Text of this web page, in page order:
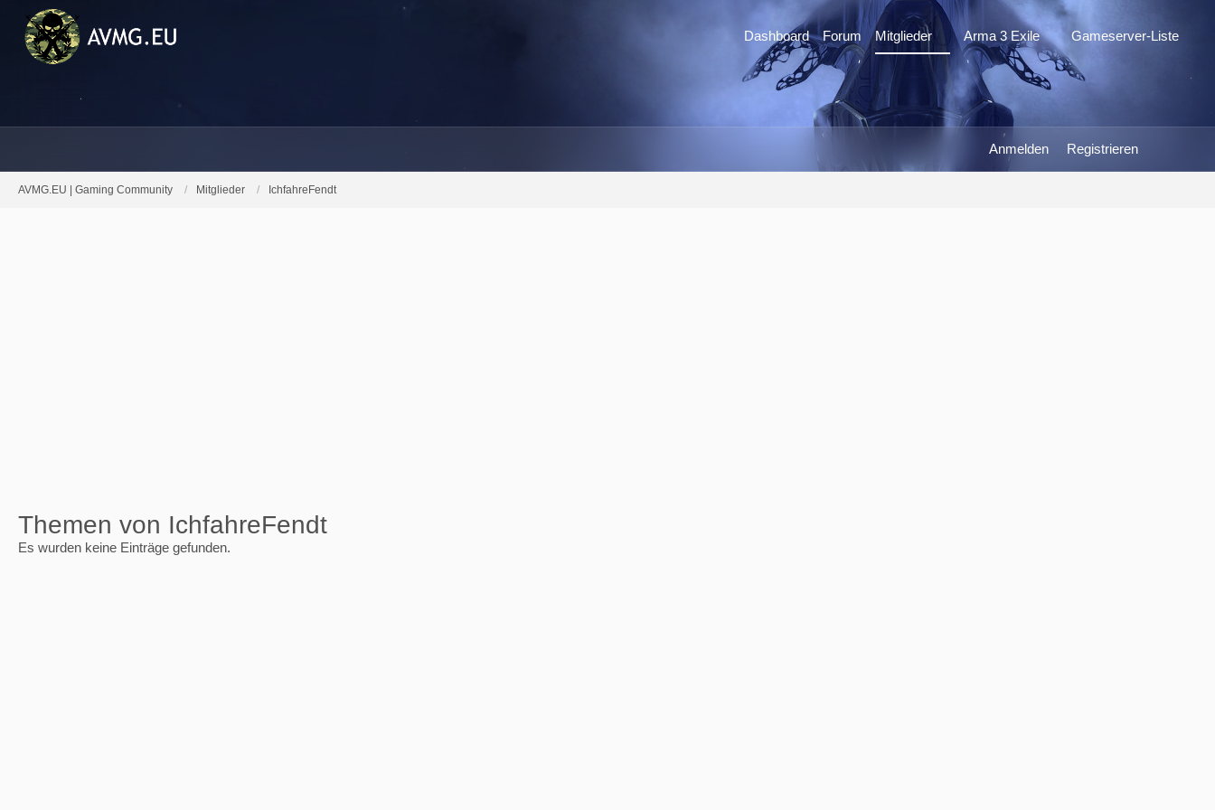
Dashboard Forum Mitglieder Arma 3 Exile Gameserver-Liste
Anmelden Registrieren
AVMG.EU | Gaming Community Mitglieder IchfahreFendt
Themen von IchfahreFendt
Es wurden keine Einträge gefunden.